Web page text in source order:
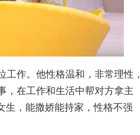
作。他性格温和，非常理性，
，在工作和生活中帮对方拿主
生，能撒娇能持家，性格不强